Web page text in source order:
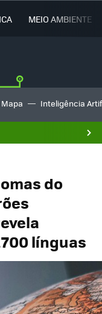
MEIO AMBIENTE
Mapa Inteligência
do
línguas